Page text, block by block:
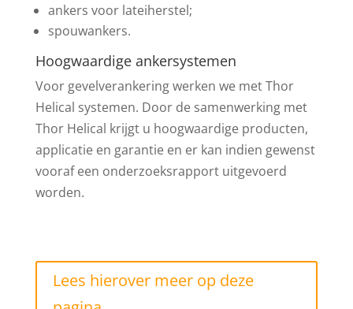
ankers voor lateiherstel;
spouwankers.
Hoogwaardige ankersystemen
Voor gevelverankering werken we met Thor
Helical systemen. Door de samenwerking met
Thor Helical krijgt u hoogwaardige producten,
applicatie en garantie en er kan indien gewenst
vooraf een onderzoeksrapport uitgevoerd
worden.
Lees hierover meer op deze